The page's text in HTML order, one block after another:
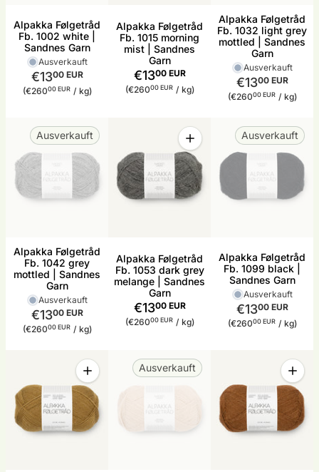
Alpakka Følgetråd
Fb. 1002 white |
Sandnes Garn
Ausverkauft
€1300 EUR
Stückpreis
(€26000 EUR / pro
kg)
Alpakka Følgetråd
Fb. 1015 morning
mist | Sandnes
Garn
€1300 EUR
Stückpreis
(€26000 EUR / pro
kg)
Alpakka Følgetråd
Fb. 1032 light grey
mottled | Sandnes
Garn
Ausverkauft
€1300 EUR
Stückpreis
(€26000 EUR / pro
kg)
Alpakka Følgetråd
Fb. 1042 grey
mottled | Sandnes
Garn
Ausverkauft
€1300 EUR
Stückpreis
(€26000 EUR / pro
kg)
Ausverkauft
Alpakka Følgetråd
Fb. 1053 dark grey
melange | Sandnes
Garn
€1300 EUR
Stückpreis
(€26000 EUR / pro
kg)
Menge
Alpakka Følgetråd
Fb. 1099 black |
Sandnes Garn
Ausverkauft
€1300 EUR
Stückpreis
(€26000 EUR / pro
kg)
Ausverkauft
Menge
Menge für Alpakka Følgetråd Fb. 2152 vintage
Ausverkauft Menge